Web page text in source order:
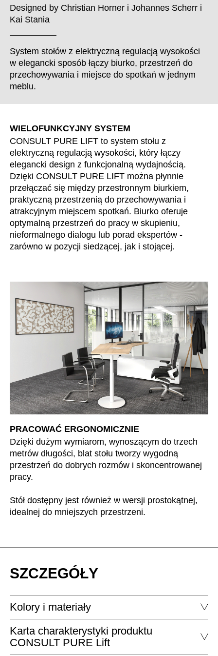
Chorwacja(HR)
Dania(DK)
Filipiny (PH)
Finlandia (FI)
Francja(FR)
Ghana
Grecja(GR)
Hiszpania(ES)
Holandia (NL)
Hongkong (HK)
Indie(IN)
Indonezja(ID)
Iran(IR)
Irlandia(IE)
Irlandia Północna (GB)
Izrael (IL)
Katar(QA)
Kazachstan(KZ)
Kenia(KE)
Korea Południowa (KR)
(KW)
Liechtenstein(LI)
Litwa(LT)
Luksemburg(LU)
Malezja(MY)
Maroko(MA)
Mauretania(MR)
Niemcy(DE)
Nigeria
Norwegia
Nowa Zelandia (NZ)
Oman(OM)
Republika Południowej Afryki
Rosja
Rumunia(RO)
Senegal (SN)
Serbia(RS)
Designed by Christian Horner i Johannes Scherr i
Kai Stania
System stołów z elektryczną regulacją wysokości
w elegancki sposób łączy biurko, przestrzeń do
przechowywania i miejsce do spotkań w jednym
meblu.
WIELOFUNKCYJNY SYSTEM
CONSULT PURE LIFT to system stołu z
elektryczną regulacją wysokości, który łączy
elegancki design z funkcjonalną wydajnością.
Dzięki CONSULT PURE LIFT można płynnie
przełączać się między przestronnym biurkiem,
praktyczną przestrzenią do przechowywania i
atrakcyjnym miejscem spotkań. Biurko oferuje
optymalną przestrzeń do pracy w skupieniu,
nieformalnego dialogu lub porad ekspertów -
zarówno w pozycji siedzącej, jak i stojącej.
PRACOWAĆ ERGONOMICZNIE
Dzięki dużym wymiarom, wynoszącym do trzech
metrów długości, blat stołu tworzy wygodną
przestrzeń do dobrych rozmów i skoncentrowanej
pracy.
Stół dostępny jest również w wersji prostokątnej,
idealnej do mniejszych przestrzeni.
SZCZEGÓŁY
Kolory i materiały
Karta charakterystyki produktu
CONSULT PURE Lift